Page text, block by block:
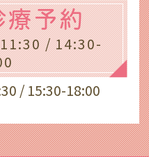
療予約
/ 14:30-
/ 15:30-18:00